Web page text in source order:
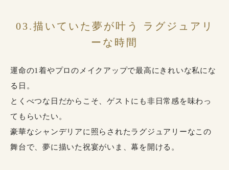
03.描いていた夢が叶う ラグジュアリ
ーな時間
運命の1着やプロのメイクアップで最高にきれいな私にな
る日。
とくべつな日だからこそ、ゲストにも非日常感を味わっ
てもらいたい。
豪華なシャンデリアに照らされたラグジュアリーなこの
舞台で、夢に描いた祝宴がいま、幕を開ける。